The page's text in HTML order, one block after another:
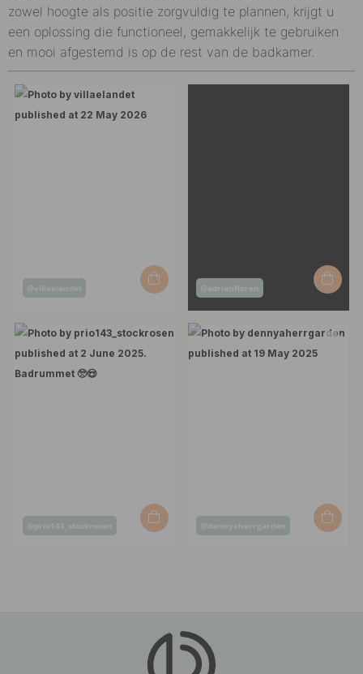
zowel hoogte als positie zorgvuldig te plannen, krijgt u
een oplossing die functioneel, gemakkelijk te gebruiken
en mooi afgestemd is op de rest van de badkamer.
Post
by
@villaelandet
Post
by
@adrianfloren
Post
@prio143_stockrosen
Post
@dennyaherrgarden